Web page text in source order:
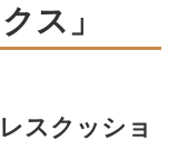
ス」
スクッショ